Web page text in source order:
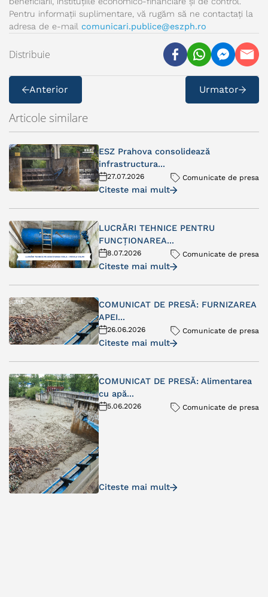
Pentru informații suplimentare, vă rugăm să ne contactați la
adresa de e-mail comunicari.publice@eszph.ro
Distribuie
Anterior Urmator
Articole similare
ESZ Prahova consolidează
infrastructura...
27.07.2026 Comunicate de presa
Citeste mai mult
LUCRĂRI TEHNICE PENTRU
FUNCȚIONAREA...
8.07.2026 Comunicate de presa
Citeste mai mult
COMUNICAT DE PRESĂ: FURNIZAREA
APEI...
26.06.2026 Comunicate de presa
Citeste mai mult
COMUNICAT DE PRESĂ: Alimentarea
cu apă...
5.06.2026 Comunicate de presa
Citeste mai mult